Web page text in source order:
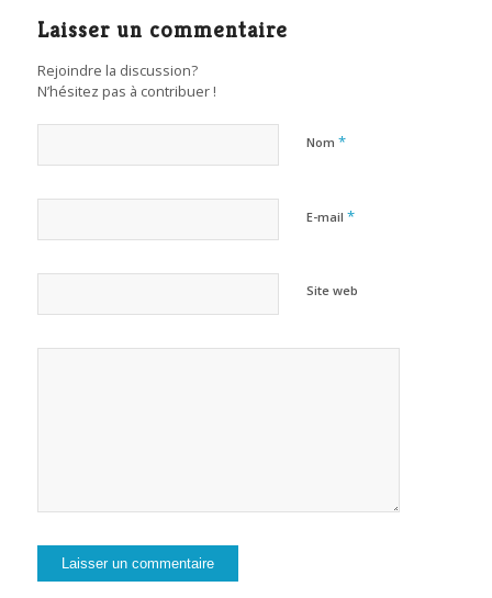
Laisser un commentaire
Rejoindre la discussion?
N’hésitez pas à contribuer !
Nom *
E-mail *
Site web